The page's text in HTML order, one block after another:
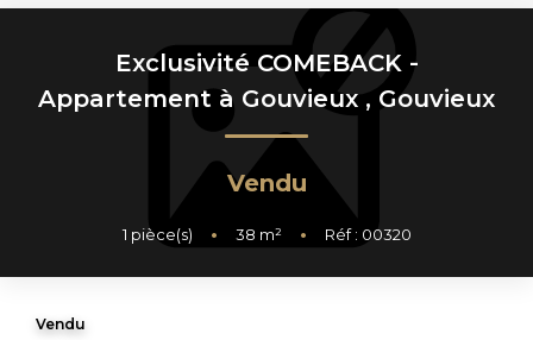
LOUER
ESTIMER
NOTRE AGENCE
BIENS VENDUS
Exclusivité COMEBACK -
Appartement à Gouvieux,Gouvieux
Vendu
1 pièce(s) • 38 m² • Réf : 00320
Vendu